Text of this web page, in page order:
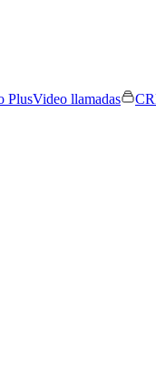
PlusVideo llamadas